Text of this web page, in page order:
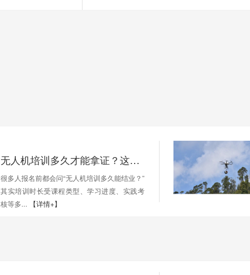
无人机培训多久才能拿证？这些因素影响你的学习周期
很多人报名前都会问“无人机培训多久能结业？”
其实培训时长受课程类型、学习进度、实践考
核等多...
【详情+】